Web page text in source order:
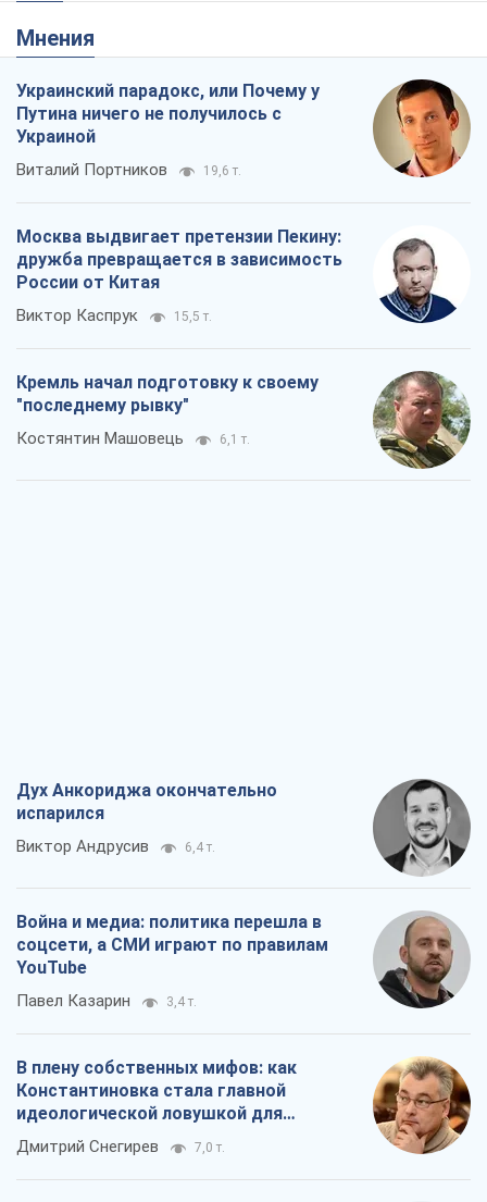
Мнения
Украинский парадокс, или Почему у
Путина ничего не получилось с
Украиной
Виталий Портников 19,6 т.
Москва выдвигает претензии Пекину:
дружба превращается в зависимость
России от Китая
Виктор Каспрук 15,5 т.
Кремль начал подготовку к своему
"последнему рывку"
Костянтин Машовець 6,1 т.
Дух Анкориджа окончательно
испарился
Виктор Андрусив 6,4 т.
Война и медиа: политика перешла в
соцсети, а СМИ играют по правилам
YouTube
Павел Казарин 3,4 т.
В плену собственных мифов: как
Константиновка стала главной
идеологической ловушкой для
российских оккупантов
Дмитрий Снегирев 7,0 т.